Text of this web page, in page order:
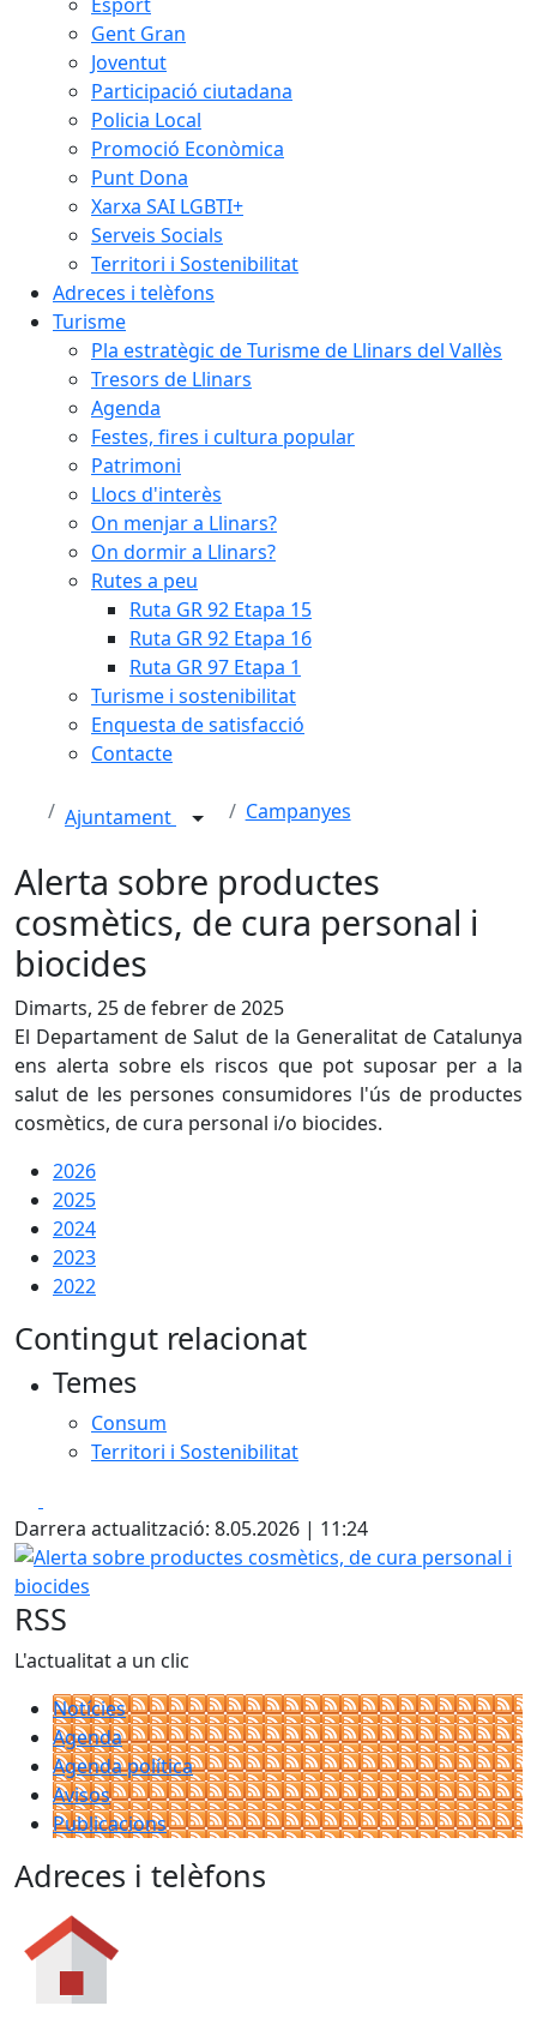
Gent Gran
Joventut
Participació ciutadana
Policia Local
Promoció Econòmica
Punt Dona
Xarxa SAI LGBTI+
Serveis Socials
Territori i Sostenibilitat
Adreces i telèfons
Turisme
Pla estratègic de Turisme de Llinars del Vallès
Tresors de Llinars
Agenda
Festes, fires i cultura popular
Patrimoni
Llocs d'interès
On menjar a Llinars?
On dormir a Llinars?
Rutes a peu
Ruta GR 92 Etapa 15
Ruta GR 92 Etapa 16
Ruta GR 97 Etapa 1
Turisme i sostenibilitat
Enquesta de satisfacció
Contacte
Ajuntament Campanyes
Alerta sobre productes
cosmètics, de cura personal i
biocides
Dimarts, 25 de febrer de 2025
El Departament de Salut de la Generalitat de Catalunya
ens alerta sobre els riscos que pot suposar per a la
salut de les persones consumidores l'ús de productes
cosmètics, de cura personal i/o biocides.
2026
2025
2024
2023
2022
Contingut relacionat
Temes
Consum
Territori i Sostenibilitat
Darrera actualització: 8.05.2026 | 11:24
Alerta sobre productes cosmètics, de cura personal i
RSS
L'actualitat a un clic
Notícies
Agenda
Agenda política
Avisos
Publicacions
Adreces i telèfons